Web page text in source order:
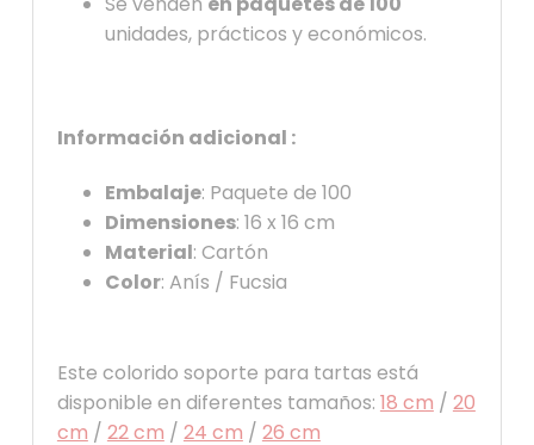
unidades, prácticos y económicos.
Información adicional :
Embalaje: Paquete de 100
Dimensiones: 16 x 16 cm
Material: Cartón
Color: Anís / Fucsia
Este colorido soporte para tartas está
disponible en diferentes tamaños: 18 cm / 20
cm / 22 cm / 24 cm / 26 cm